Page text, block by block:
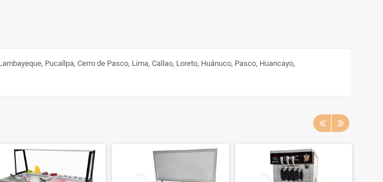
Pucallpa, Cerro de Pasco, Lima, Callao, Loreto, Huánuco, Pasco, Huancayo,